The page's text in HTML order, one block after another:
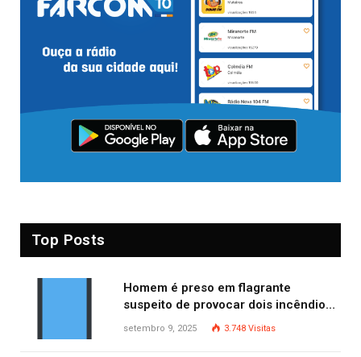
Top Posts
Homem é preso em flagrante
suspeito de provocar dois incêndios
criminosos no mesmo dia
setembro 9, 2025 3.748 Visitas